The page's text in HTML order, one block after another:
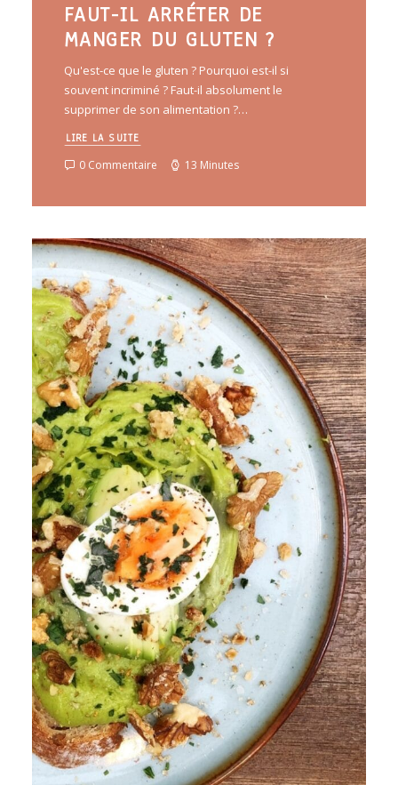
FAUT-IL ARRÉTER DE
MANGER DU GLUTEN ?
Qu'est-ce que le gluten ? Pourquoi est-il si
souvent incriminé ? Faut-il absolument le
supprimer de son alimentation ?…
LIRE LA SUITE
0 Commentaire 13 Minutes